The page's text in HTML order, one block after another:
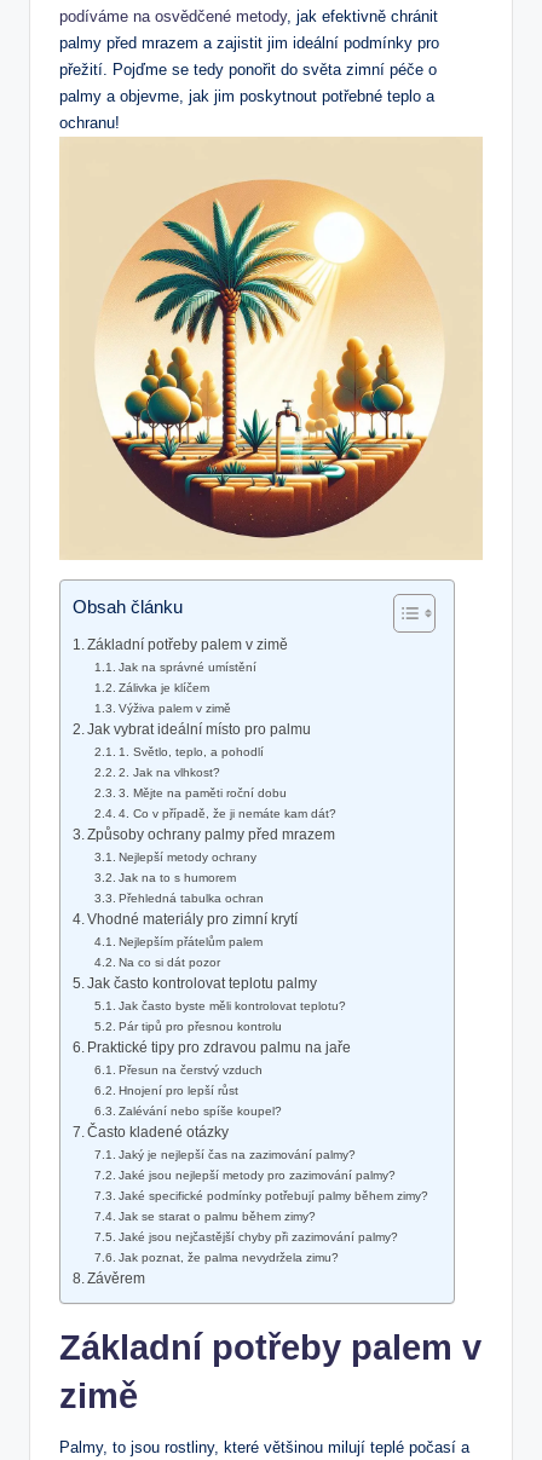
podíváme na osvědčené metody, jak efektivně chránit
⁣palmy před​ mrazem a zajistit ⁢jim ideální podmínky pro
přežití. Pojďme‍ se⁣ tedy ponořit do světa zimní péče o
palmy a objevme, ‍jak jim poskytnout potřebné teplo a
ochranu!
Obsah článku
Základní potřeby palem v zimě
Jak na ⁤správné umístění
Zálivka je klíčem
Výživa palem⁢ v zimě
Jak vybrat ideální místo​ pro palmu
1. Světlo, teplo, a pohodlí
2.⁢ Jak na vlhkost?
3. Mějte na paměti roční dobu
4. Co v případě, že ji nemáte kam dát?
Způsoby⁤ ochrany‌ palmy před mrazem
Nejlepší metody ochrany
Jak​ na​ to s humorem
Přehledná ​tabulka ochran
Vhodné ‍materiály pro⁢ zimní krytí
Nejlepším přátelům​ palem
Na co si dát pozor
Jak často kontrolovat teplotu palmy
Jak často byste měli⁣ kontrolovat⁤ teplotu?
Pár tipů pro přesnou kontrolu
Praktické tipy pro zdravou palmu na jaře
Přesun ⁤na čerstvý⁢ vzduch
Hnojení⁤ pro lepší růst
Zalévání nebo spíše⁤ koupel?
Často kladené otázky
Jaký je nejlepší čas na zazimování palmy?
Jaké jsou nejlepší metody pro zazimování palmy?
Jaké specifické⁤ podmínky potřebují palmy během ⁢zimy?
Jak ⁤se starat o palmu během zimy?
Jaké jsou nejčastější chyby při zazimování palmy?
Jak poznat, že palma ⁢nevydržela zimu?
Závěrem
Základní potřeby palem v
zimě
Palmy, to jsou ⁣rostliny, které většinou ‌milují teplé počasí a